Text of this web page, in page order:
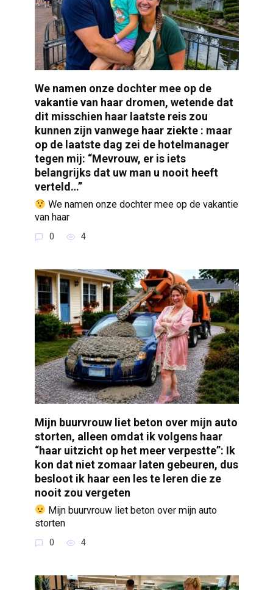
We namen onze dochter mee op de
vakantie van haar dromen, wetende dat
dit misschien haar laatste reis zou
kunnen zijn vanwege haar ziekte : maar
op de laatste dag zei de hotelmanager
tegen mij: “Mevrouw, er is iets
belangrijks dat uw man u nooit heeft
verteld…”
We namen onze dochter mee op de vakantie
van haar
0 4
Mijn buurvrouw liet beton over mijn auto
storten, alleen omdat ik volgens haar
“haar uitzicht op het meer verpestte”: Ik
kon dat niet zomaar laten gebeuren, dus
besloot ik haar een les te leren die ze
nooit zou vergeten
Mijn buurvrouw liet beton over mijn auto
storten
0 4